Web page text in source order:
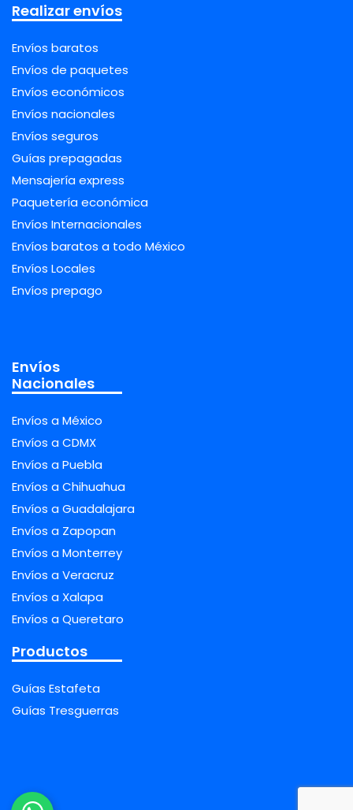
Realizar envíos
Envíos baratos
Envíos de paquetes
Envíos económicos
Envíos nacionales
Envíos seguros
Guías prepagadas
Mensajería express
Paquetería económica
Envíos Internacionales
Envíos baratos a todo México
Envíos Locales
Envíos prepago
Envíos
Nacionales
Envíos a México
Envíos a CDMX
Envíos a Puebla
Envíos a Chihuahua
Envíos a Guadalajara
Envíos a Zapopan
Envíos a Monterrey
Envíos a Veracruz
Envíos a Xalapa
Envíos a Queretaro
Productos
Guías Estafeta
Guías Tresguerras